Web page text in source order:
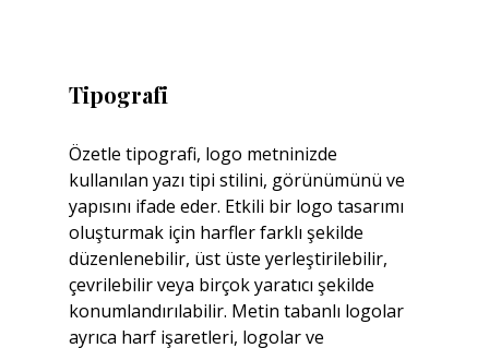
Tipografi
Özetle tipografi, logo metninizde
kullanılan yazı tipi stilini, görünümünü ve
yapısını ifade eder. Etkili bir logo tasarımı
oluşturmak için harfler farklı şekilde
düzenlenebilir, üst üste yerleştirilebilir,
çevrilebilir veya birçok yaratıcı şekilde
konumlandırılabilir. Metin tabanlı logolar
ayrıca harf işaretleri, logolar ve